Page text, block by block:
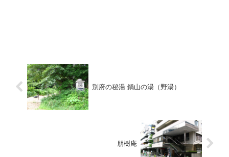
別府の秘湯 鍋山の湯（野湯）
朋樹庵